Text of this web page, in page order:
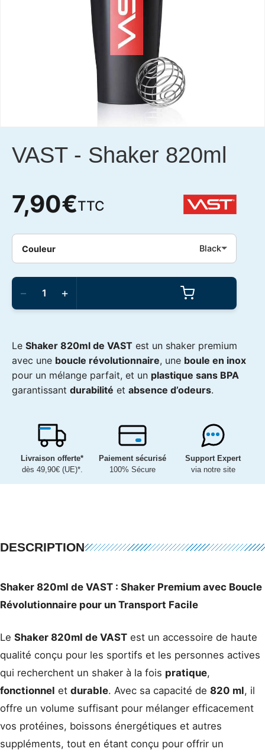
VAST- Shaker 820ml
7,90€TTC
Couleur Black
quantité
de
-
− +
Le Shaker 820ml de VAST est un shaker premium
avec une boucle révolutionnaire, une boule en inox
pour un mélange parfait, et un plastique sans BPA
garantissant durabilité et absence d’odeurs.
Livraison offerte*
dès 49,90€ (UE)*.
Paiement sécurisé
100% Sécure
Support Expert
via notre site
DESCRIPTION
Shaker 820ml de VAST : Shaker Premium avec Boucle
Révolutionnaire pour un Transport Facile
Le Shaker 820ml de VAST est un accessoire de haute
qualité conçu pour les sportifs et les personnes actives
qui recherchent un shaker à la fois pratique,
fonctionnel et durable. Avec sa capacité de 820 ml, il
offre un volume suffisant pour mélanger efficacement
vos protéines, boissons énergétiques et autres
suppléments, tout en étant conçu pour offrir un